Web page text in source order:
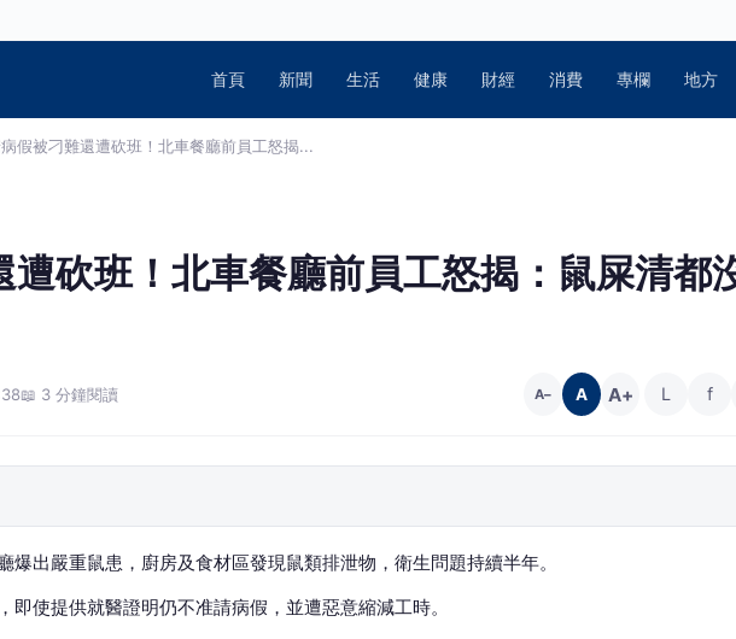
首頁 新聞 生活 健康 財經 消費 專欄 地方
假被刁難還遭砍班！北車餐廳前員工怒揭...
遭砍班！北車餐廳前員工怒揭：鼠屎清都
📖 3 分鐘閱讀 A− A A+ L f
爆出嚴重鼠患，廚房及食材區發現鼠類排泄物，衛生問題持續半年。
即使提供就醫證明仍不准請病假，並遭惡意縮減工時。